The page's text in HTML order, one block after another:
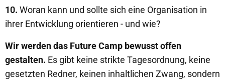
10. Woran kann und sollte sich eine Organisation in
ihrer Entwicklung orientieren - und wie?
Wir werden das Future Camp bewusst offen
gestalten. Es gibt keine strikte Tagesordnung, keine
gesetzten Redner, keinen inhaltlichen Zwang, sondern